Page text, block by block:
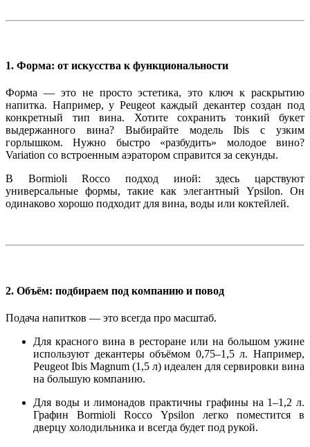
1. Форма: от искусства к функциональности
Форма — это не просто эстетика, это ключ к раскрытию
напитка. Например, у Peugeot каждый декантер создан под
конкретный тип вина. Хотите сохранить тонкий букет
выдержанного вина? Выбирайте модельIbis с узким
горлышком. Нужно быстро «разбудить» молодое вино?
Variation со встроенным аэратором справится за секунды.
В Bormioli Rocco подход иной: здесь царствуют
универсальные формы, такие как элегантный Ypsilon. Он
одинаково хорошо подходит для вина, воды или коктейлей.
2. Объём: подбираем под компанию и повод
Подача напитков — это всегда про масштаб.
Для красного вина в ресторане или на большом ужине
используют декантеры объёмом 0,75–1,5 л. Например,
Peugeot Ibis Magnum (1,5 л) идеален для сервировки вина
на большую компанию.
Для воды и лимонадов практичны графины на 1–1,2 л.
ГрафинBormioli Rocco Ypsilon легко поместится в
дверцу холодильника и всегда будет под рукой.